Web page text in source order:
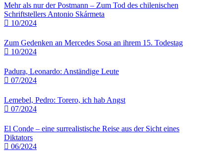
Mehr als nur der Postmann – Zum Tod des chilenischen
Schriftstellers Antonio Skármeta
10/2024
Zum Gedenken an Mercedes Sosa an ihrem 15. Todestag
10/2024
Padura, Leonardo: Anständige Leute
07/2024
Lemebel, Pedro: Torero, ich hab Angst
07/2024
El Conde – eine surrealistische Reise aus der Sicht eines
Diktators
06/2024